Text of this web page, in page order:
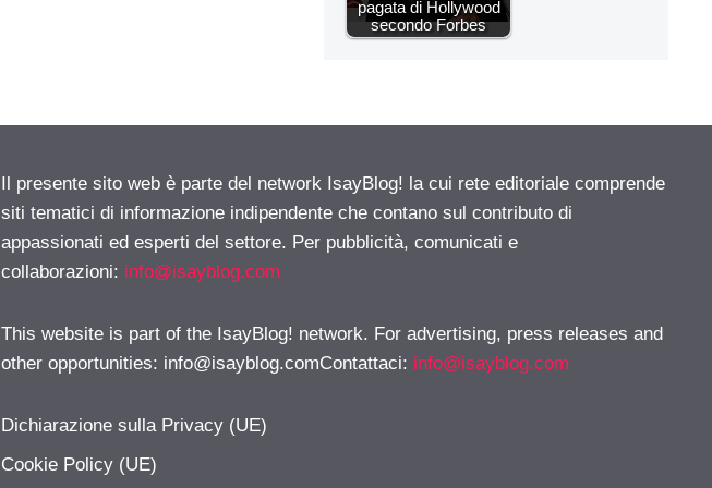
pagata di Hollywood
secondo Forbes
Il presente sito web è parte del network IsayBlog! la cui rete editoriale comprende
siti tematici di informazione indipendente che contano sul contributo di
appassionati ed esperti del settore. Per pubblicità, comunicati e
collaborazioni: info@isayblog.com
This website is part of the IsayBlog! network. For advertising, press releases and
other opportunities: info@isayblog.comContattaci: info@isayblog.com
Dichiarazione sulla Privacy (UE)
Cookie Policy (UE)